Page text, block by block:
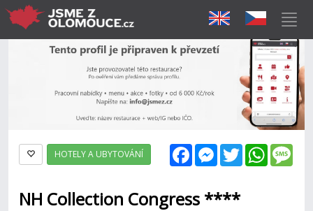
FacebookMessenger
Twitter
HOTELY A UBYTOVÁNÍ
NH Collection Congress ****